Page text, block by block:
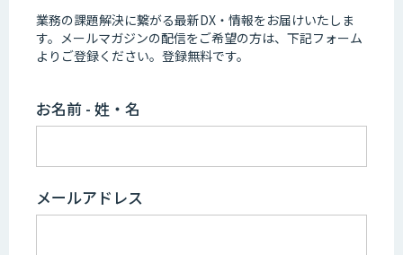
業務の課題解決に繋がる最新DX・情報をお届けいたしま
す。 メールマガジンの配信をご希望の方は、下記フォーム
よりご登録ください。登録無料です。
お名前 - 姓・名
メールアドレス